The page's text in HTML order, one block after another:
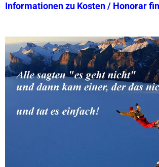
Informationen zu Kosten / Honorar